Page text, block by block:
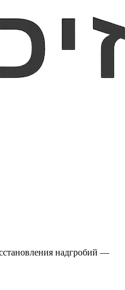
надгробий —